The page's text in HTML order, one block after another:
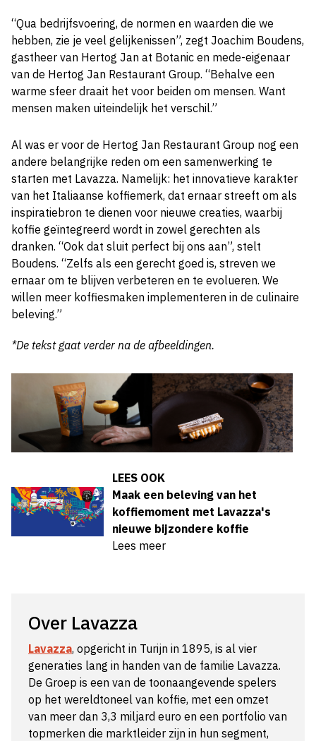
“Qua bedrijfsvoering, de normen en waarden die we
hebben, zie je veel gelijkenissen”, zegt Joachim Boudens,
gastheer van Hertog Jan at Botanic en mede-eigenaar
van de Hertog Jan Restaurant Group. “Behalve een
warme sfeer draait het voor beiden om mensen. Want
mensen maken uiteindelijk het verschil.”
Al was er voor de Hertog Jan Restaurant Group nog een
andere belangrijke reden om een samenwerking te
starten met Lavazza. Namelijk: het innovatieve karakter
van het Italiaanse koffiemerk, dat ernaar streeft om als
inspiratiebron te dienen voor nieuwe creaties, waarbij
koffie geïntegreerd wordt in zowel gerechten als
dranken. “Ook dat sluit perfect bij ons aan”, stelt
Boudens. “Zelfs als een gerecht goed is, streven we
ernaar om te blijven verbeteren en te evolueren. We
willen meer koffiesmaken implementeren in de culinaire
beleving.”
*De tekst gaat verder na de afbeeldingen.
LEES OOK
Maak een beleving van het
koffiemoment met Lavazza's
nieuwe bijzondere koffie
Lees meer
Over Lavazza
Lavazza, opgericht in Turijn in 1895, is al vier
generaties lang in handen van de familie Lavazza.
De Groep is een van de toonaangevende spelers
op het wereldtoneel van koffie, met een omzet
van meer dan 3,3 miljard euro en een portfolio van
topmerken die marktleider zijn in hun segment,